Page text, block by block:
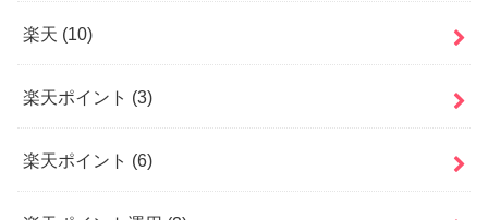
楽天 (10)
楽天ポイント (3)
楽天ポイント (6)